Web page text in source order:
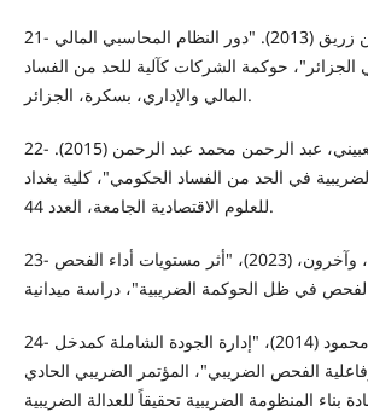
21- مليكة زغيب، سوسن زريق (2013). "دور النظام المحاسبي المالي
حوكمة الشركات كآلية للحد من الفساد
المالي والإداري، بسكرة، الجزائر.
22- مهند محمد موسى العبيني، عبد الرحمن محمد عبد الرحمن (2015).
في الحد من الفساد الحكومي"، كلية بغداد
للعلوم الاقتصادية الجامعة، العدد 44.
23- الناغي، محمود السيد، وآخرون، (2023)، "أثر مستويات أداء الفحص
24- يعقوب، عمر السيد محمود (2014)، "إدارة الجودة الشاملة كمدخل
الفحص الضريبي"، المؤتمر الضريبي الحادي
بناء المنظومة الضريبية تحقيقاً للعدالة الضريبية